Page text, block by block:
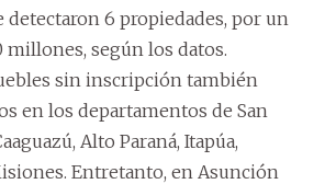
detectaron 6 propiedades, por un
millones, según los datos.
sin inscripción también
en los departamentos de San
Alto Paraná, Itapúa,
Entretanto, en Asunción